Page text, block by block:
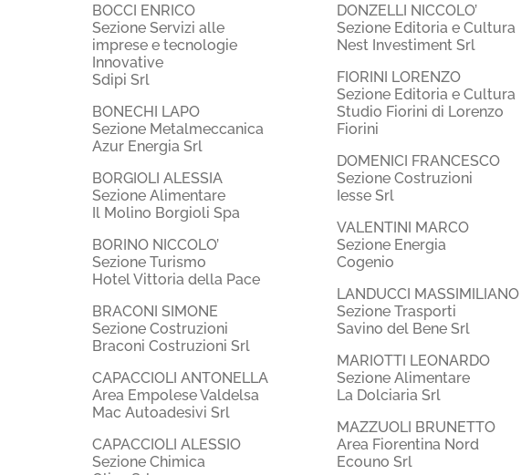
BOCCI ENRICO
Sezione Servizi alle
imprese e tecnologie
Innovative
Sdipi Srl
BONECHI LAPO
Sezione Metalmeccanica
Azur Energia Srl
BORGIOLI ALESSIA
Sezione Alimentare
Il Molino Borgioli Spa
BORINO NICCOLO’
Sezione Turismo
Hotel Vittoria della Pace
BRACONI SIMONE
Sezione Costruzioni
Braconi Costruzioni Srl
CAPACCIOLI ANTONELLA
Area Empolese Valdelsa
Mac Autoadesivi Srl
CAPACCIOLI ALESSIO
Sezione Chimica
DONZELLI NICCOLO’
Sezione Editoria e Cultura
Nest Investiment Srl
FIORINI LORENZO
Sezione Editoria e Cultura
Studio Fiorini di Lorenzo
Fiorini
DOMENICI FRANCESCO
Sezione Costruzioni
Iesse Srl
VALENTINI MARCO
Sezione Energia
Cogenio
LANDUCCI MASSIMILIANO
Sezione Trasporti
Savino del Bene Srl
MARIOTTI LEONARDO
Sezione Alimentare
La Dolciaria Srl
MAZZUOLI BRUNETTO
Area Fiorentina Nord
Ecouno Srl